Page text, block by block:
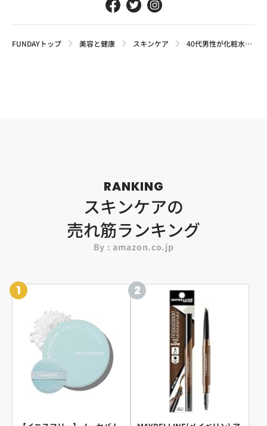
FUNDAYトップ 美容と健康 スキンケア 40代男性が化粧水を使う意味はある？効果が出ない人・出る人の違い
RANKING
スキンケアの
売れ筋ランキング
By : amazon.co.jp
1 2